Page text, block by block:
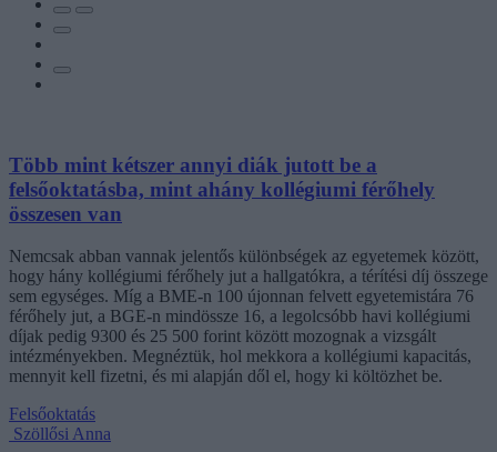
Több mint kétszer annyi diák jutott be a
felsőoktatásba, mint ahány kollégiumi férőhely
összesen van
Nemcsak abban vannak jelentős különbségek az egyetemek között,
hogy hány kollégiumi férőhely jut a hallgatókra, a térítési díj összege
sem egységes. Míg a BME-n 100 újonnan felvett egyetemistára 76
férőhely jut, a BGE-n mindössze 16, a legolcsóbb havi kollégiumi
díjak pedig 9300 és 25 500 forint között mozognak a vizsgált
intézményekben. Megnéztük, hol mekkora a kollégiumi kapacitás,
mennyit kell fizetni, és mi alapján dől el, hogy ki költözhet be.
Felsőoktatás
Szöllősi Anna